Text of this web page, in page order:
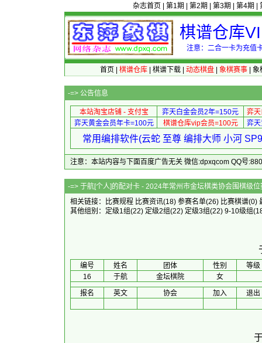
杂志首页 第1期 第2期 第3期 第4期
棋谱仓库
注意：二合一卡为充值
首页 棋谱仓库| 棋谱下载| 动态棋盘| 象棋赛事| 象
-=> 公告信息
本站淘宝店铺 - 支付宝 弈天白金会员2年=150元
弈
弈天黄金会员年卡=100元
棋谱仓库vip会员=100元 弈
常用编排软件(云蛇 至尊 编排大师 小河
注意：本站内容与下面百度广告无关 微信:dpxqcom QQ号
-=> 于航[个人]的配对卡 - 2024年常州市
相关链接：
比赛规程 比赛资讯(18) 参赛名单(26) 比赛棋谱(0)
其他组别： 定级1组(22) 定级2组(22) 定级3组(22) 9-10级组
编号 姓名 团体 性别
等级
16
于航 金坛棋院
女
报名
英文 协会 加入 退出